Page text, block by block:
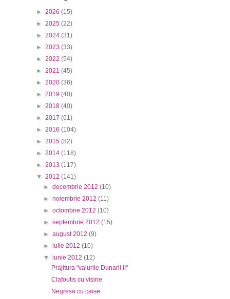
► 2026 (15)
► 2025 (22)
► 2024 (31)
► 2023 (33)
► 2022 (54)
► 2021 (45)
► 2020 (36)
► 2019 (40)
► 2018 (40)
► 2017 (61)
► 2016 (104)
► 2015 (82)
► 2014 (118)
► 2013 (117)
▼ 2012 (141)
►decembrie 2012(10)
►noiembrie 2012(11)
►octombrie 2012(10)
►septembrie 2012(15)
►august 2012(9)
►iulie 2012(10)
▼iunie 2012(12)
Prajitura "valurile Dunarii II"
Clafoutis cu visine
Negresa cu caise